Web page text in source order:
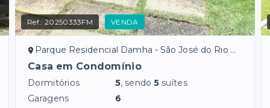
Ref.:20250333FM VENDA
Parque Residencial Damha - São José do Rio Preto/SP
Casa em Condomínio
Dormitórios 5, sendo5 suítes
Garagens
6